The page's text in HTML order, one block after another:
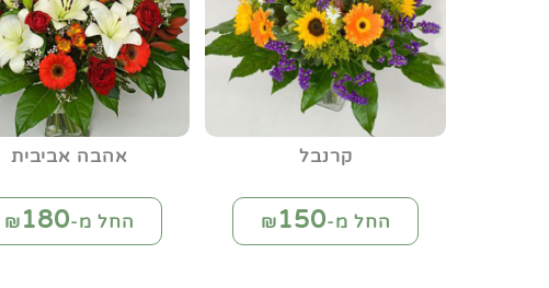
קרנבל
החל מ-₪150
אהבה אביבית
החל מ-₪180